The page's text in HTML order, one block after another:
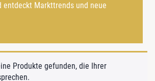
entdeckt Markttrends und neue
Produkte gefunden, die Ihrer